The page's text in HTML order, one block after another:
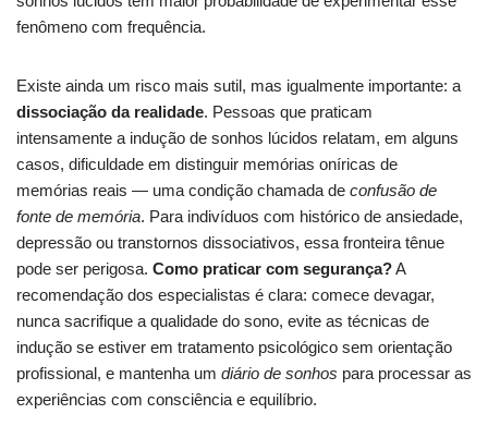
fenômeno com frequência.
Existe ainda um risco mais sutil, mas igualmente importante: a
dissociação da realidade. Pessoas que praticam
intensamente a indução de sonhos lúcidos relatam, em alguns
casos, dificuldade em distinguir memórias oníricas de
memórias reais — uma condição chamada de confusão de
fonte de memória. Para indivíduos com histórico de ansiedade,
depressão ou transtornos dissociativos, essa fronteira tênue
pode ser perigosa. Como praticar com segurança?A
recomendação dos especialistas é clara: comece devagar,
nunca sacrifique a qualidade do sono, evite as técnicas de
indução se estiver em tratamento psicológico sem orientação
profissional, e mantenha um diário de sonhos para processar as
experiências com consciência e equilíbrio.